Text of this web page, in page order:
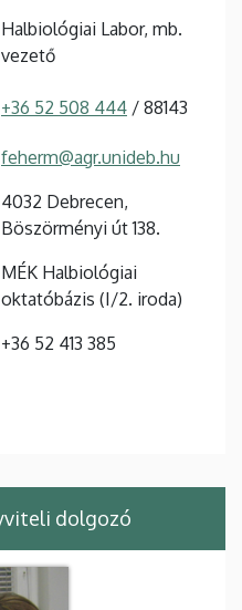
Halbiológiai Labor, mb.
vezető
+36 52 508 444 / 88143
feherm@agr.unideb.hu
4032 Debrecen,
Böszörményi út 138.
MÉK Halbiológiai
oktatóbázis (I/2. iroda)
+36 52 413 385
dolgozó